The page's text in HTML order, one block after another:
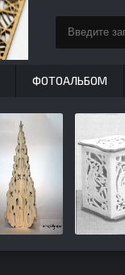
ФОТОАЛЬБОМ